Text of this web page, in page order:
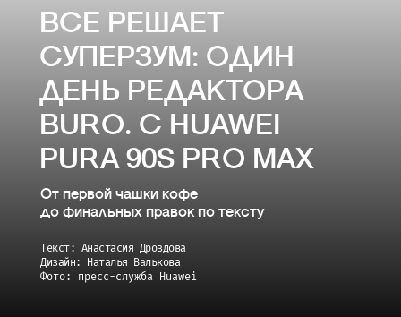
ВСЕ РЕШАЕТ
СУПЕРЗУМ: ОДИН
ДЕНЬ РЕДАКТОРА
BURO. С HUAWEI
PURA 90S PRO MAX
От первой чашки кофе
до финальных правок по тексту
Текст: Анастасия Дроздова
Дизайн: Наталья Валькова
Фото: пресс-служба Huawei